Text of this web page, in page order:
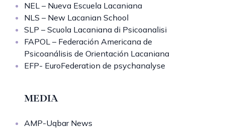
NEL – Nueva Escuela Lacaniana
NLS – New Lacanian School
SLP – Scuola Lacaniana di Psicoanalisi
FAPOL – Federación Americana de
Psicoanálisis de Orientación Lacaniana
EFP- EuroFederation de psychanalyse
MEDIA
AMP-Uqbar News